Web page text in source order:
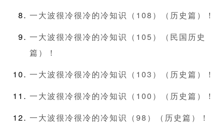
一大波很冷很冷的冷知识（108）（历史篇）！
一大波很冷很冷的冷知识（105）（民国历史
篇）！
一大波很冷很冷的冷知识（103）（历史篇）！
一大波很冷很冷的冷知识（100）（历史篇）！
一大波很冷很冷的冷知识（98）（历史篇）！